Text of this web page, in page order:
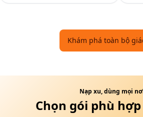
Khám phá toàn bộ
Nạp xu, dùng mọi
Chọn gói phù